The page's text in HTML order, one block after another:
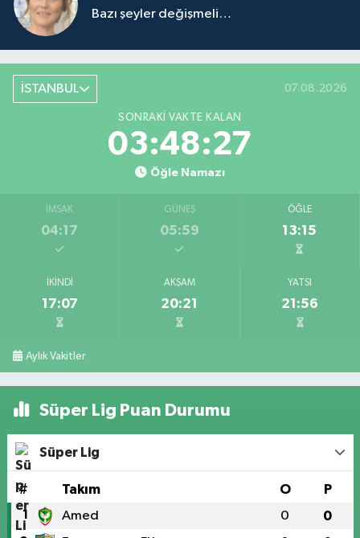
Bazı şeyler değişmeli…
İSTANBUL 07.08.2026
SONRAKI VAKTE KALAN
03:48:27
Öğle Namazı
İMSAK
04:17
GÜNEŞ
05:59
ÖĞLE
13:15
İKINDI
17:07
AKŞAM
20:21
YATSI
21:56
Aylık Vakitler
Süper Lig Puan Durumu
Süper Lig
# Takım O P
1 Amed 0 0